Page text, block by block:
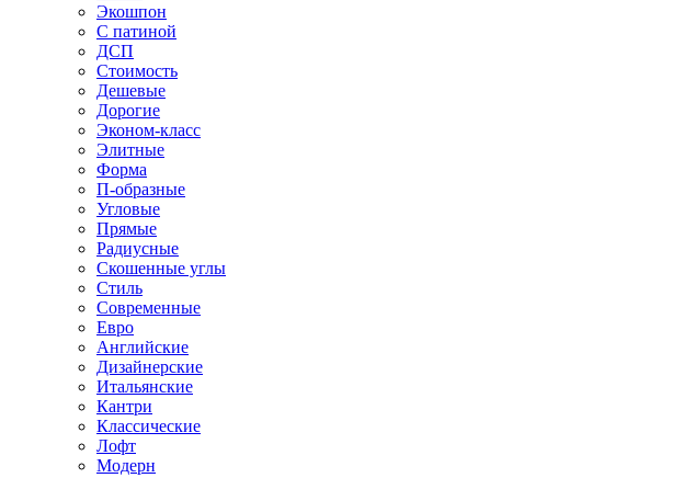
Экошпон
С патиной
ДСП
Стоимость
Дешевые
Дорогие
Эконом-класс
Элитные
Форма
П-образные
Угловые
Прямые
Радиусные
Скошенные углы
Стиль
Современные
Евро
Английские
Дизайнерские
Итальянские
Кантри
Классические
Лофт
Модерн